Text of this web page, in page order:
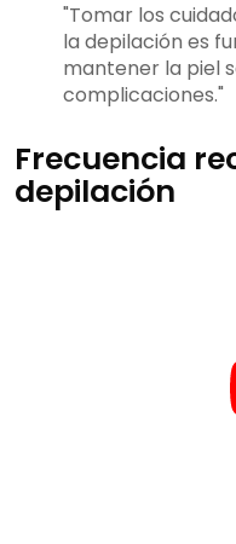
"Tomar los
la depilación es
mantener la piel
complicaciones."
Frecuencia
depilación